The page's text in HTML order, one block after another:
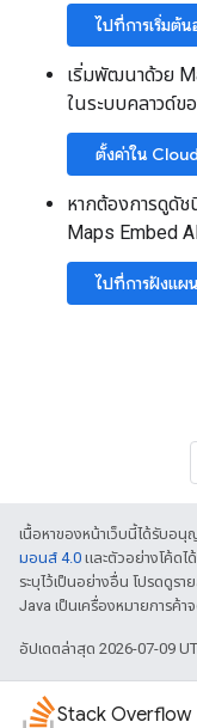
ไปที่การเริ่มต้น
เริ่มพัฒนาด้วย
ในระบบคลาวด์ข
ตั้งค่าใน
หากต้องการดูดัช
Maps Embed
ไปที่การฝังแผ
เนื้อหาของหน้าเว็บนี้ได้รับอนุ
มอนส์ 4.0 และตัวอย่างโค้ด
ระบุไว้เป็นอย่างอื่น โปรดดูรา
Java เป็นเครื่องหมายการค้า
อัปเดตล่าสุด 2026-07-09
Stack Overflow